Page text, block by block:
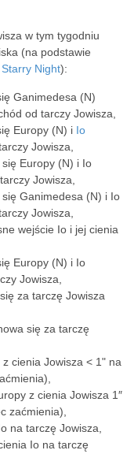
w tym tygodniu
(na podstawie
Starry Night):
Ganimedesa (N)
od tarczy Jowisza,
Europy (N) i Io
Jowisza,
Europy (N) i Io
Jowisza,
Ganimedesa (N) i Io
Jowisza,
wejście Io i jej cienia
Europy (N) i Io
Jowisza,
za tarczę Jowisza
się za tarczę
cienia Jowisza < 1" na
z cienia Jowisza 1″
zaćmienia),
na tarczę Jowisza,
Io na tarczę